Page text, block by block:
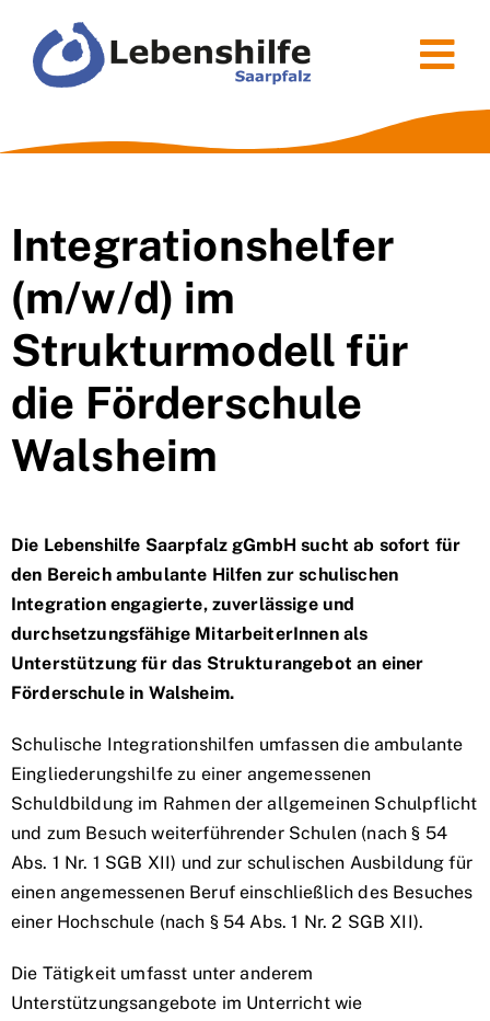
Inhalt
springen
Kinder & Jugend
Wohnen
Integrationshelfer
(m/w/d) im
Strukturmodell für
die Förderschule
Walsheim
Die Lebenshilfe Saarpfalz gGmbH sucht ab sofort für
den Bereich ambulante Hilfen zur schulischen
Integration engagierte, zuverlässige und
durchsetzungsfähige MitarbeiterInnen als
Unterstützung für das Strukturangebot an einer
Förderschule in Walsheim.
Schulische Integrationshilfen umfassen die ambulante
Eingliederungshilfe zu einer angemessenen
Schuldbildung im Rahmen der allgemeinen Schulpflicht
und zum Besuch weiterführender Schulen (nach § 54
Abs. 1 Nr. 1 SGB XII) und zur schulischen Ausbildung für
einen angemessenen Beruf einschließlich des Besuches
einer Hochschule (nach § 54 Abs. 1 Nr. 2 SGB XII).
Die Tätigkeit umfasst unter anderem
Unterstützungsangebote im Unterricht wie